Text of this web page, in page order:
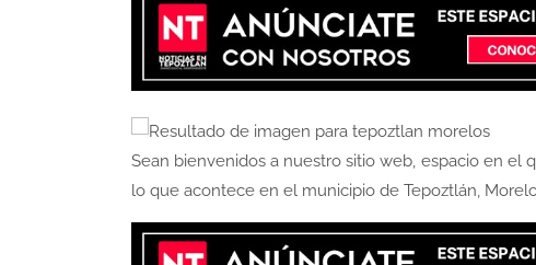
Sean bienvenidos a nuestro sitio web, espacio en
lo que acontece en el municipio de Tepoztlán,